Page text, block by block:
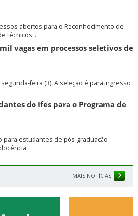
abertos para o Reconhecimento de
técnicos...
vagas em processos seletivos de
feira (3). A seleção é para ingresso
do Ifes para o Programa de
para estudantes de pós-graduação
MAIS NOTÍCIAS